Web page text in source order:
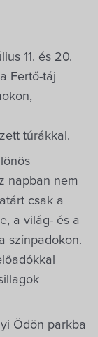
11. és 20.
Fertő-táj
túrákkal.
napban nem
csak a
a világ- és a
színpadokon.
Ödön parkba